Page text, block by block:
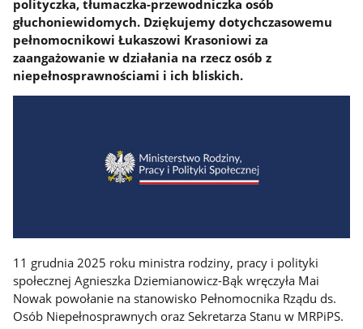
polityczka, tłumaczka-przewodniczka osób
głuchoniewidomych. Dziękujemy dotychczasowemu
pełnomocnikowi Łukaszowi Krasoniowi za
zaangażowanie w działania na rzecz osób z
niepełnosprawnościami i ich bliskich.
11 grudnia 2025 roku ministra rodziny, pracy i polityki
społecznej Agnieszka Dziemianowicz-Bąk wręczyła Mai
Nowak powołanie na stanowisko Pełnomocnika Rządu ds.
Osób Niepełnosprawnych oraz Sekretarza Stanu w MRPiPS.